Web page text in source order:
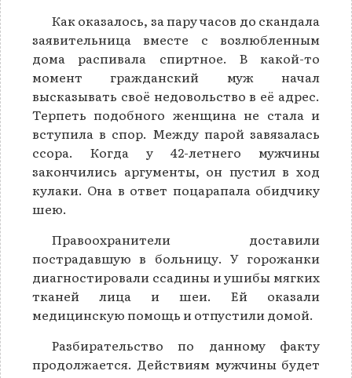
Как оказалось, за пару часов до скандала
заявительница вместе с возлюбленным
дома распивала спиртное. В какой-то
момент гражданский муж начал
высказывать своё недовольство в её адрес.
Терпеть подобного женщина не стала и
вступила в спор. Между парой завязалась
ссора. Когда у 42-летнего мужчины
закончились аргументы, он пустил в ход
кулаки. Она в ответ поцарапала обидчику
шею.
Правоохранители доставили
пострадавшую в больницу. У горожанки
диагностировали ссадины и ушибы мягких
тканей лица и шеи. Ей оказали
медицинскую помощь и отпустили домой.
Разбирательство по данному факту
продолжается. Действиям мужчины будет